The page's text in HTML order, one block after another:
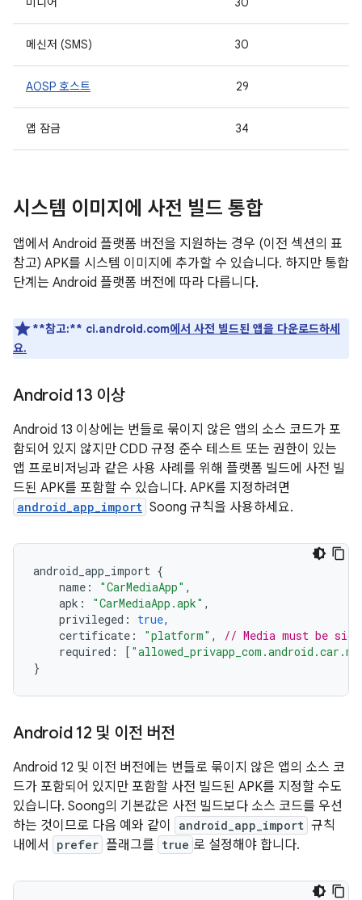
메신저 (SMS) 30
AOSP 호스트 29
앱 잠금 34
시스템 이미지에 사전 빌드 통합
앱에서 Android 플랫폼 버전을 지원하는 경우 (이전 섹션의 표
참고) APK를 시스템 이미지에 추가할 수 있습니다. 하지만 통합
단계는 Android 플랫폼 버전에 따라 다릅니다.
**참고:** ci.android.com에서 사전 빌드된 앱을 다운로드하세
요.
Android 13 이상
Android 13 이상에는 번들로 묶이지 않은 앱의 소스 코드가 포
함되어 있지 않지만 CDD 규정 준수 테스트 또는 권한이 있는
앱 프로비저닝과 같은 사용 사례를 위해 플랫폼 빌드에 사전 빌
드된 APK를 포함할 수 있습니다. APK를 지정하려면
android_app_import Soong 규칙을 사용하세요.
android_app_import {
name : "CarMediaApp" ,
apk : "CarMediaApp.apk" ,
privileged : true,
certificate : "platform" ,
// Media must be
required : [
}
Android 12 및 이전 버전
Android 12 및 이전 버전에는 번들로 묶이지 않은 앱의 소스 코
드가 포함되어 있지만 포함할 사전 빌드된 APK를 지정할 수도
있습니다. Soong의 기본값은 사전 빌드보다 소스 코드를 우선
하는 것이므로 다음 예와 같이
android_app_import 규칙
내에서
prefer 플래그를 true 로 설정해야 합니다.